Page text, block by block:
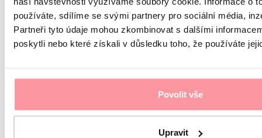
používáte, sdílíme se svými partnery pro sociální média,
Partneři tyto údaje mohou zkombinovat s dalšími
poskytli nebo které získali v důsledku toho, že používáte
Povolit vše
Upravit